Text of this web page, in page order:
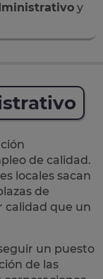
y
de calidad.
locales sacan
de
calidad que un
un puesto
de las